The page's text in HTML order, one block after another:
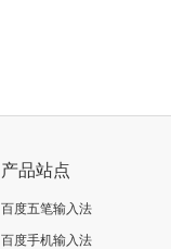
产品站点
百度五笔输入法
百度手机输入法